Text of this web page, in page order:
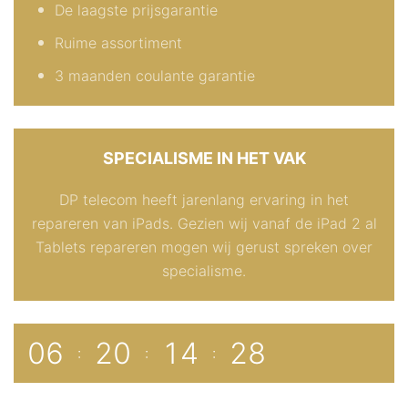
De laagste prijsgarantie
Ruime assortiment
3 maanden coulante garantie
SPECIALISME IN HET VAK
DP telecom heeft jarenlang ervaring in het
repareren van iPads. Gezien wij vanaf de iPad 2 al
Tablets repareren mogen wij gerust spreken over
specialisme.
06 : 20 : 1 4 : 28